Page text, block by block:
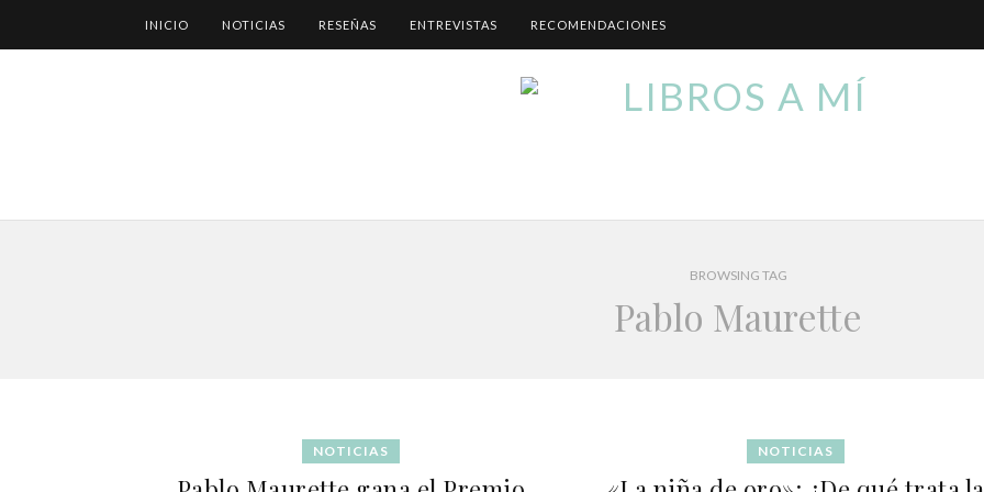
INICIO NOTICIAS RESEÑAS ENTREVISTAS RECOMENDACIONES
BROWSING TAG
Pablo Maurette
NOTICIAS NOTICIAS